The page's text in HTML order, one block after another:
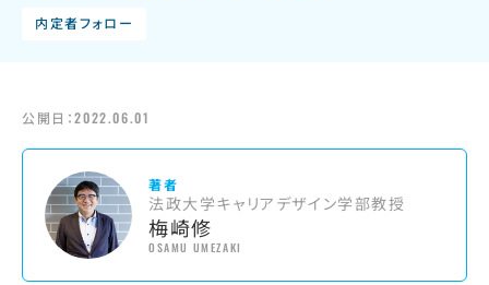
内定者フォロー
公開日：2022.06.01
著者
法政大学キャリアデザイン学部教授
梅崎修
OSAMU UMEZAKI